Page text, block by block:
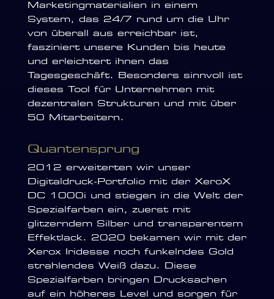
Marketingmaterialien in einem
System, das 24/7 rund um die Uhr
von überall aus erreichbar ist,
fasziniert unsere Kunden bis heute
und erleichtert ihnen das
Tagesgeschäft. Besonders sinnvoll ist
dieses Tool für Unternehmen mit
dezentralen Strukturen und mit über
50 Mitarbeitern.
Quantensprung
2012 erweiterten wir unser
Digitaldruck-Portfolio mit der XeroX
DC 1000i und stiegen in die Welt der
Spezialfarben ein, zuerst mit
glitzerndem Silber und transparentem
Effektlack. 2020 bekamen wir mit der
Xerox Iridesse noch funkelndes Gold
strahlendes Weiß dazu. Diese
Spezialfarben bringen Drucksachen
auf ein höheres Level und sorgen für